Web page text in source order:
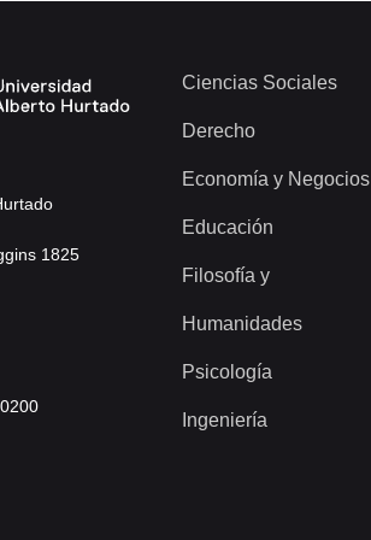
1825
Ciencias Sociales
Derecho
Economía y Negocios
Educación
Filosofía y
Humanidades
Psicología
Ingeniería